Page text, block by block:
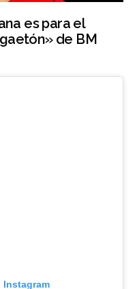
es para el
de BM